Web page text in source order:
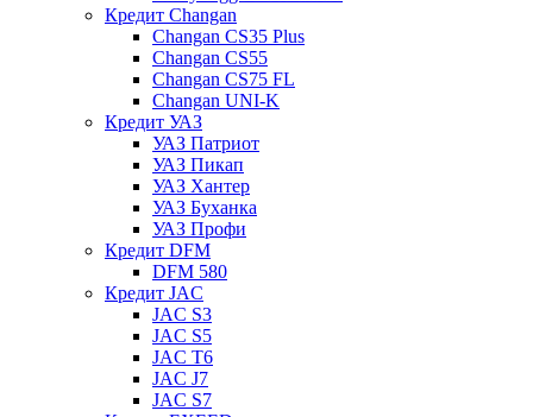
Кредит Changan
Changan CS35 Plus
Changan CS55
Changan CS75 FL
Changan UNI-K
Кредит УАЗ
УАЗ Патриот
УАЗ Пикап
УАЗ Хантер
УАЗ Буханка
УАЗ Профи
Кредит DFM
DFM 580
Кредит JAC
JAC S3
JAC S5
JAC T6
JAC J7
JAC S7